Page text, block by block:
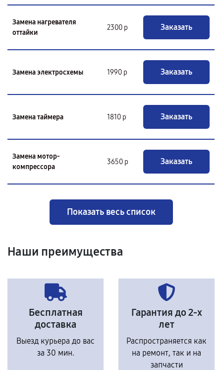
Замена нагревателя
оттайки
2300 р Заказать
Замена электросхемы 1990 р Заказать
Замена таймера 1810 р Заказать
Замена мотор-
компрессора
3650 р Заказать
Показать весь список
Наши преимущества
Бесплатная
доставка
Выезд курьера до вас
за 30 мин.
Гарантия до 2-х
лет
Распространяется как
на ремонт, так и на
запчасти